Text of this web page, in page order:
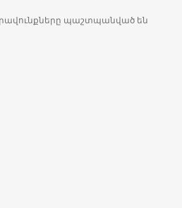
պաշտպանված են